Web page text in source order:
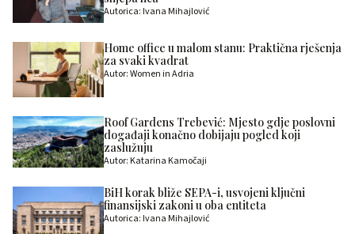
Autorica: Ivana Mihajlović
Home office u malom stanu: Praktična rješenja
za svaki kvadrat
Autor: Women in Adria
Roof Gardens Trebević: Mjesto gdje poslovni
događaji konačno dobijaju pogled koji
zaslužuju
Autor: Katarina Kamočaji
BiH korak bliže SEPA-i, usvojeni ključni
finansijski zakoni u oba entiteta
Autorica: Ivana Mihajlović